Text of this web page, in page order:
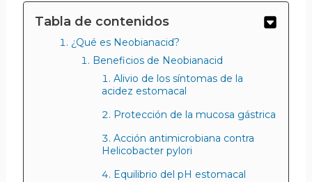
Tabla de contenidos
¿Qué es Neobianacid?
Beneficios de Neobianacid
Alivio de los síntomas de la
acidez estomacal
Protección de la mucosa gástrica
Acción antimicrobiana contra
Helicobacter pylori
Equilibrio del pH estomacal